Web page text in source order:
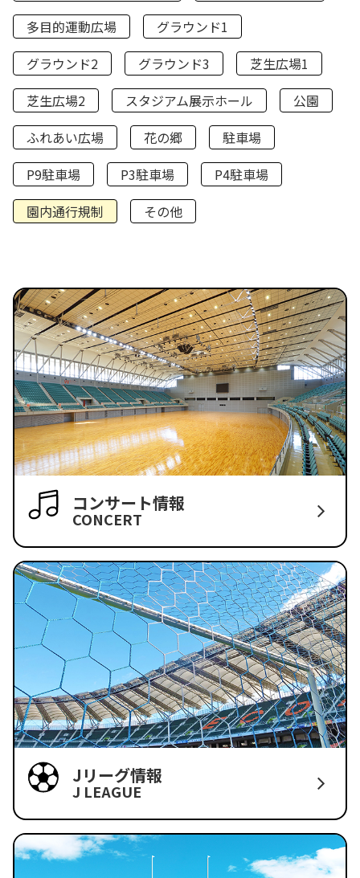
多目的運動広場
グラウンド1
グラウンド2
グラウンド3
芝生広場1
芝生広場2
スタジアム展示ホール
公園
ふれあい広場
花の郷
駐車場
P9駐車場
P3駐車場
P4駐車場
園内通行規制
その他
コンサート情報
CONCERT
Jリーグ情報
J LEAGUE